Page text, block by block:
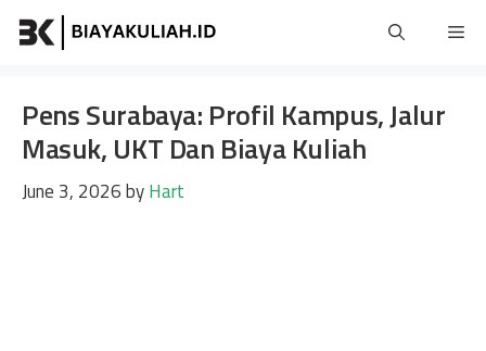
Skip
Pens Surabaya: Profil Kampus, Jalur
Masuk, UKT Dan Biaya Kuliah
June 3, 2026byHart